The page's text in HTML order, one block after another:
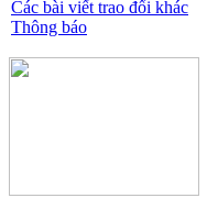
Các bài viết trao đổi khác
Thông báo